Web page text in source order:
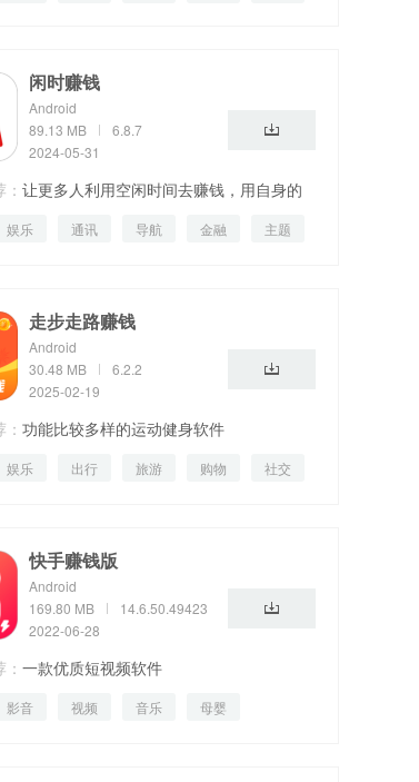
闲时赚钱
Android
89.13 MB
6.8.7
2024-05-31
让更多人利用空闲时间去赚钱，用自身的
娱乐 通讯 导航 金融
主题
走步走路赚钱
Android
30.48 MB
6.2.2
2025-02-19
功能比较多样的运动健身软件
娱乐 出行 旅游 购物
社交
快手赚钱版
Android
169.80 MB
14.6.50.49423
2022-06-28
一款优质短视频软件
影音 视频 音乐 母婴